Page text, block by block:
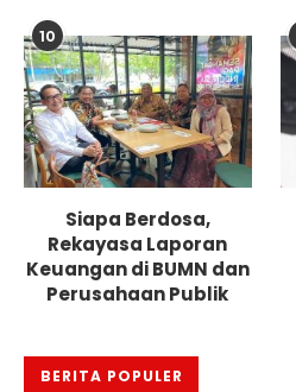
10
Siapa Berdosa,
Rekayasa Laporan
Keuangan di BUMN dan
Perusahaan Publik
BERITA POPULER